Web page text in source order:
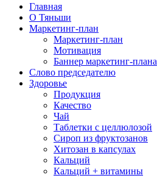
Главная
О Тяньши
Маркетинг-план
Маркетинг-план
Мотивация
Баннер маркетинг-плана
Слово председателю
Здоровье
Продукция
Качество
Чай
Таблетки с целлюлозой
Сироп из фруктозанов
Хитозан в капсулах
Кальций
Кальций + витамины